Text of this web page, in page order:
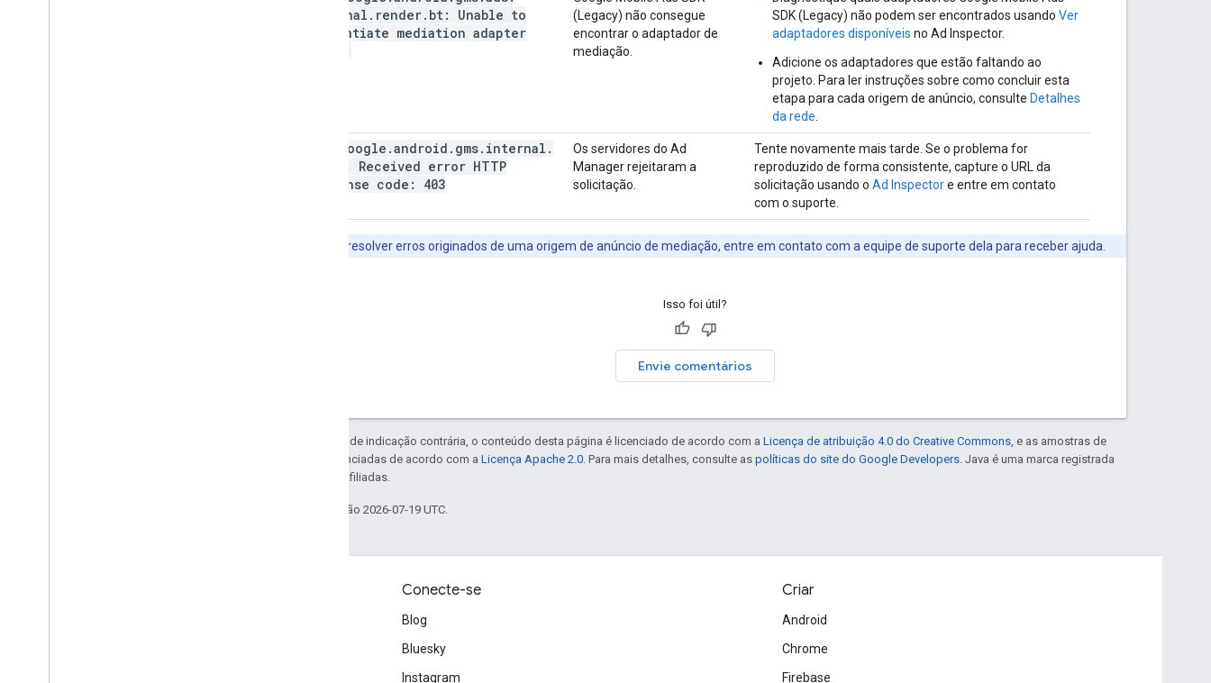
internal . render. bt: Unable to
instantiate mediation adapter
(Legacy) não consegue
encontrar o adaptador de
mediação.
SDK (Legacy) não podem ser encontrados usando Ver
adaptadores disponíveis no Ad Inspector.
Adicione os adaptadores que estão faltando ao
projeto. Para ler instruções sobre como concluir esta
etapa para cada origem de anúncio, consulte Detalhes
da rede
google .android . gms. internal .
*: Received error HTTP
response code: 403
Os servidores do Ad
Manager rejeitaram a
solicitação.
Tente novamente mais tarde. Se o problema for
reproduzido de forma consistente, capture o URL da
solicitação usando o Ad Inspectore entre em contato
com o suporte.
para resolver erros originados de uma origem de anúncio de mediação, entre em contato com a equipe de suporte dela para receber ajuda.
Isso foi útil?
Envie comentários
Exceto em caso de indicação contrária, o conteúdo desta página é licenciado de acordo com a Licença de atribuição 4.0 do Creative Commons , e as amostras de
código são licenciadas de acordo com a Licença Apache 2.0 . Para mais detalhes, consulte as políticas do site do Google Developers . Java é uma marca registrada
da Oracle e/ou afiliadas.
Última atualização 2026-07-19 UTC.
Conecte-se
Blog
Bluesky
Instagram
Criar
Android
Chrome
Firebase